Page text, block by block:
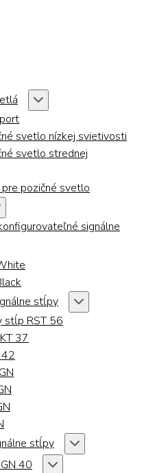
svetlo nízkej svietivosti
svetlo strednej
pozičné svetlo
signálne
stĺpy
stĺp RST 56
37
42
stĺpy
40